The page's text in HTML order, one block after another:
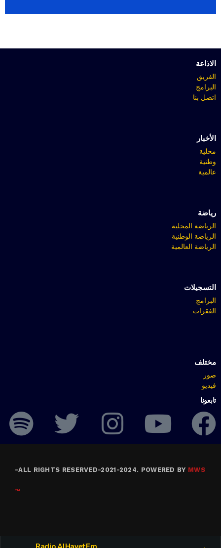
الاذاعة
الفريق
البرامج
اتصل بنا
الأخبار
محلية
وطنية
عالمية
رياضة
الرياضة المحلية
الرياضة الوطنية
الرياضة العالمية
التسجيلات
البرامج
الفقرات
مختلف
صور
فيديو
تابعونا
ALL RIGHTS RESERVED-2021-2024. POWERED BY MWS
-
™